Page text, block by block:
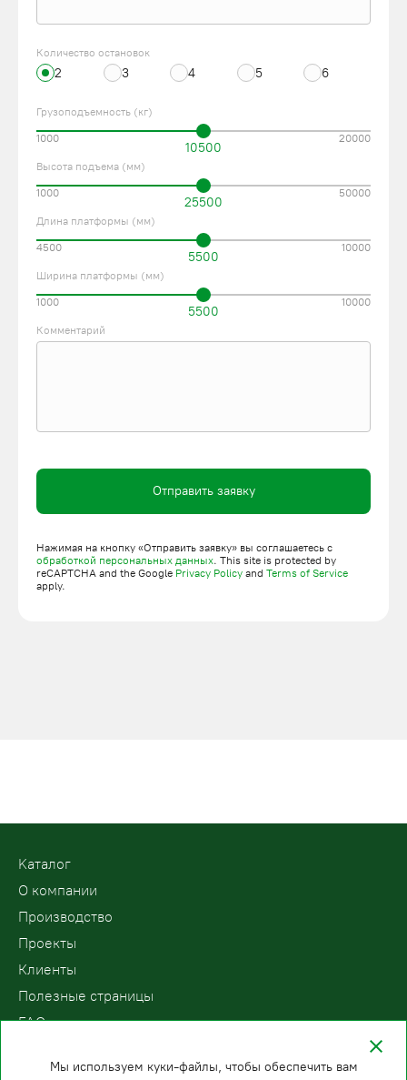
Количество остановок
2 3 4 5 6
Грузоподъемность (кг)
10500
1000 20000
Высота подъема (мм)
25500
1000 50000
Длина платформы (мм)
5500
4500 10000
Ширина платформы (мм)
5500
1000 10000
Комментарий
Отправить заявку
Нажимая на кнопку «Отправить заявку» вы соглашаетесь с
обработкой персональных данных. This site is protected by
reCAPTCHA and the Google Privacy Policy and Terms of Service
apply.
Kаталог
О компании
Производство
Проекты
Клиенты
Полезные страницы
FAQ
Мы используем куки-файлы, чтобы обеспечить вам